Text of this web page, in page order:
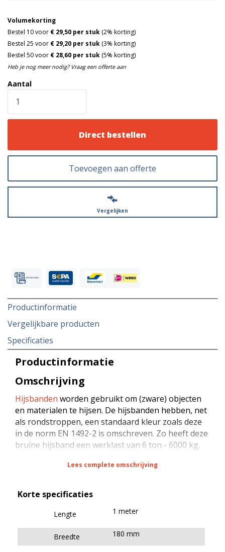
Aantal
Volumekorting
Bestel 10 voor € 29,50 per stuk (2% korting)
Bestel 25 voor € 29,20 per stuk (3% korting)
Bestel 50 voor € 28,60 per stuk (5% korting)
Heb je nog meer nodig? Vraag een offerte aan
Direct bestellen
Toevoegen aan offerte
Vergelijken
Productinformatie
Vergelijkbare producten
Specificaties
Productinformatie
Omschrijving
Hijsbanden worden gebruikt om (zware) objecten
en materialen te hijsen. De hijsbanden hebben, net
als rondstroppen, een standaard kleur zoals deze
in de norm EN 1492-2 is omschreven. Zo heeft deze
bruine hijsband een werklast van 6 ton - 6000 kg.
Gecertificeerde hijsbanden op
De hijsbanden worden gefabriceerd in Nederland
polyester (PES). Het blauwe label op de hijsbanden
is voorzien van (noodzakelijke) technische
informatie en bevat daarnaast een specifiek
Lees complete omschrijving
Korte specificaties
Lengte 1 meter
Breedte 180 mm